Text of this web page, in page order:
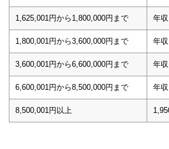
1,625,001円から1,800,000円まで 年
1,800,001円から3,600,000円まで 年
3,600,001円から6,600,000円まで 年
6,600,001円から8,500,000円まで 年
8,500,001円以上